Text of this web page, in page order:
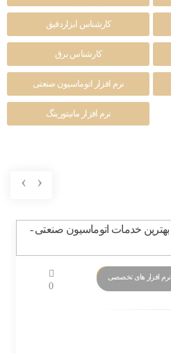
کارشناس ابزاردقیق
کارشناس برق
نرم افزار اتوماسیون صنعتی
نرم افزار مانیتورینگ
نرم افزار های تخصصی
0
‹
›